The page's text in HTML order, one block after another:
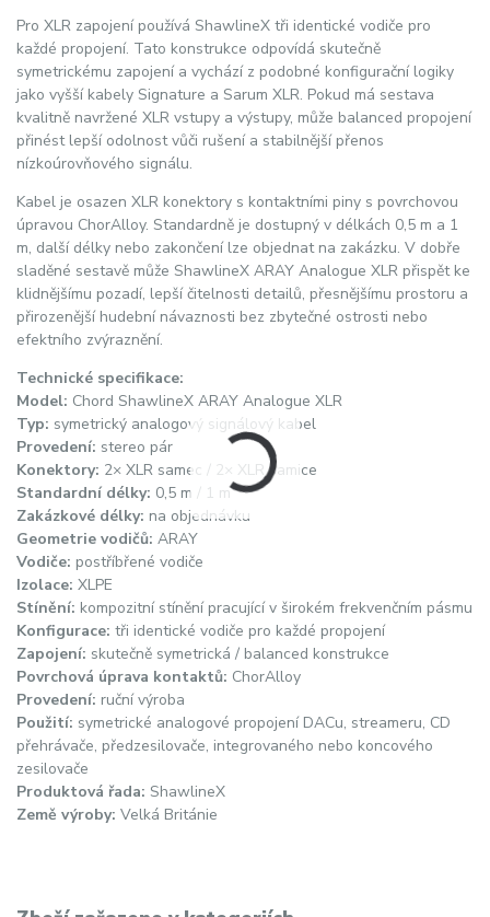
Pro XLR zapojení používá ShawlineX tři identické vodiče pro
každé propojení. Tato konstrukce odpovídá skutečně
symetrickému zapojení a vychází z podobné konfigurační logiky
jako vyšší kabely Signature a Sarum XLR. Pokud má sestava
kvalitně navržené XLR vstupy a výstupy, může balanced propojení
přinést lepší odolnost vůči rušení a stabilnější přenos
nízkoúrovňového signálu.
Kabel je osazen XLR konektory s kontaktními piny s povrchovou
úpravou ChorAlloy. Standardně je dostupný v délkách 0,5 m a 1
m, další délky nebo zakončení lze objednat na zakázku. V dobře
sladěné sestavě může ShawlineX ARAY Analogue XLR přispět ke
klidnějšímu pozadí, lepší čitelnosti detailů, přesnějšímu prostoru a
přirozenější hudební návaznosti bez zbytečné ostrosti nebo
efektního zvýraznění.
Technické specifikace:
Model: Chord ShawlineX ARAY Analogue XLR
Typ: symetrický analogový signálový kabel
Provedení: stereo pár
Konektory: 2× XLR samec / 2× XLR samice
Standardní délky: 0,5 m / 1 m
Zakázkové délky: na objednávku
Geometrie vodičů: ARAY
Vodiče: postříbřené vodiče
Izolace: XLPE
Stínění: kompozitní stínění pracující v širokém frekvenčním pásmu
Konfigurace: tři identické vodiče pro každé propojení
Zapojení: skutečně symetrická / balanced konstrukce
Povrchová úprava kontaktů: ChorAlloy
Provedení: ruční výroba
Použití: symetrické analogové propojení DACu, streameru, CD
přehrávače, předzesilovače, integrovaného nebo koncového
zesilovače
Produktová řada: ShawlineX
Země výroby: Velká Británie